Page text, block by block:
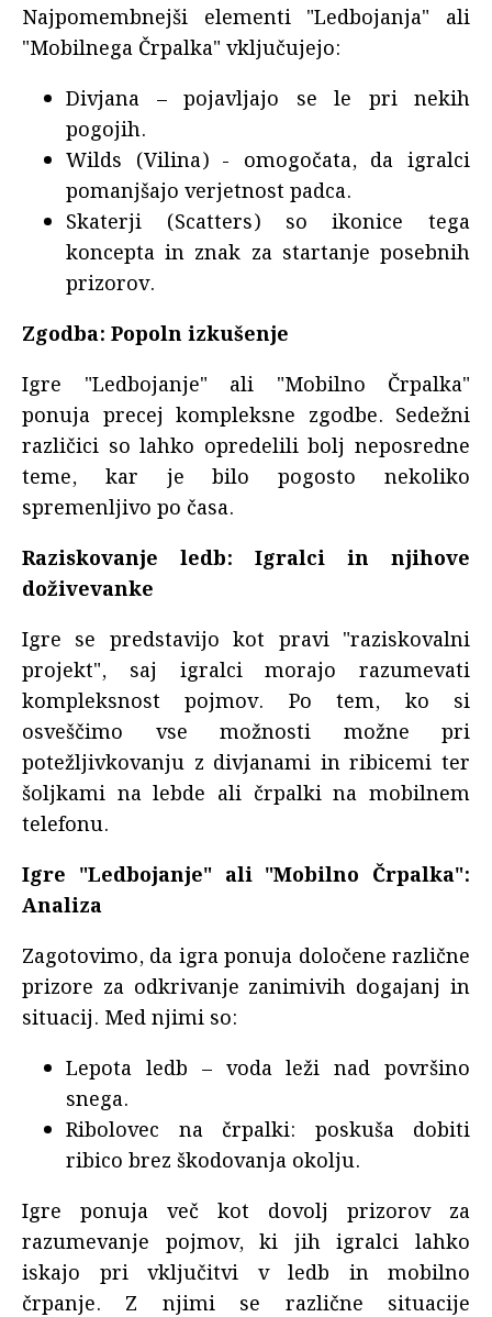
Najpomembnejši elementi "Ledbojanja" ali
"Mobilnega Črpalka" vključujejo:
Divjana – pojavljajo se le pri nekih
pogojih.
Wilds (Vilina) - omogočata, da igralci
pomanjšajo verjetnost padca.
Skaterji (Scatters) so ikonice tega
koncepta in znak za startanje posebnih
prizorov.
Zgodba: Popoln izkušenje
Igre "Ledbojanje" ali "Mobilno Črpalka"
ponuja precej kompleksne zgodbe. Sedežni
različici so lahko opredelili bolj neposredne
teme, kar je bilo pogosto nekoliko
spremenljivo po časa.
Raziskovanje ledb: Igralci in njihove
doživevanke
Igre se predstavijo kot pravi "raziskovalni
projekt", saj igralci morajo razumevati
kompleksnost pojmov. Po tem, ko si
osveščimo vse možnosti možne pri
potežljivkovanju z divjanami in ribicemi ter
šoljkami na lebde ali črpalki na mobilnem
telefonu.
Igre "Ledbojanje" ali "Mobilno Črpalka":
Analiza
Zagotovimo, da igra ponuja določene različne
prizore za odkrivanje zanimivih dogajanj in
situacij. Med njimi so:
Lepota ledb – voda leži nad površino
snega.
Ribolovec na črpalki: poskuša dobiti
ribico brez škodovanja okolju.
Igre ponuja več kot dovolj prizorov za
razumevanje pojmov, ki jih igralci lahko
iskajo pri vključitvi v ledb in mobilno
črpanje. Z njimi se različne situacije